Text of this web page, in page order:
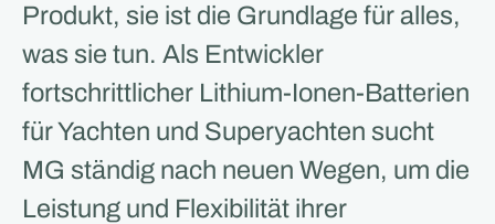
Produkt, sie ist die Grundlage für alles,
was sie tun. Als Entwickler
fortschrittlicher Lithium-Ionen-Batterien
für Yachten und Superyachten sucht
MG ständig nach neuen Wegen, um die
Leistung und Flexibilität ihrer